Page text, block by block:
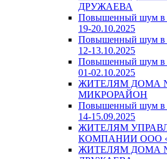
ДРУЖАЕВА
Повышенный шум в
19-20.10.2025
Повышенный шум в
12-13.10.2025
Повышенный шум в
01-02.10.2025
ЖИТЕЛЯМ ДОМА №
МИКРОРАЙОН
Повышенный шум в
14-15.09.2025
ЖИТЕЛЯМ
КОМПАНИИ ООО
ЖИТЕЛЯМ ДОМА